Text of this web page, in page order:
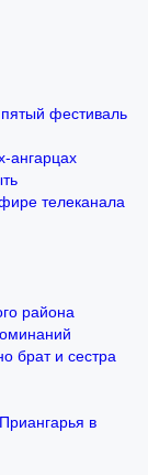
фестиваль
ангарцах
телеканала
района
брат и сестра
в